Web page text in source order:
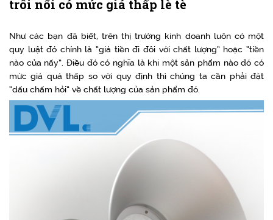
trôi nổi có mức giá thấp lè tè
Như các bạn đã biết, trên thị trường kinh doanh luôn có một
quy luật đó chính là “giá tiền đi đôi với chất lượng” hoặc “tiền
nào của nấy”. Điều đó có nghĩa là khi một sản phẩm nào đó có
mức giá quá thấp so với quy định thì chúng ta cần phải đặt
“dấu chấm hỏi” về chất lượng của sản phẩm đó.